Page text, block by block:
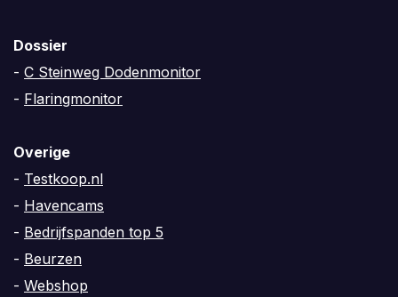
Dossier
- C Steinweg Dodenmonitor
- Flaringmonitor
Overige
- Testkoop.nl
- Havencams
- Bedrijfspanden top 5
- Beurzen
- Webshop